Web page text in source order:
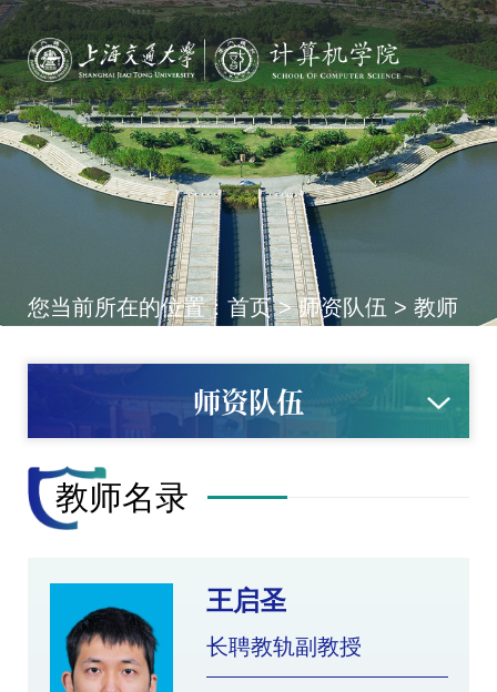
您当前所在的位置：首页>师资队伍 >教师
师资队伍
教师名录
王启圣
长聘教轨副教授